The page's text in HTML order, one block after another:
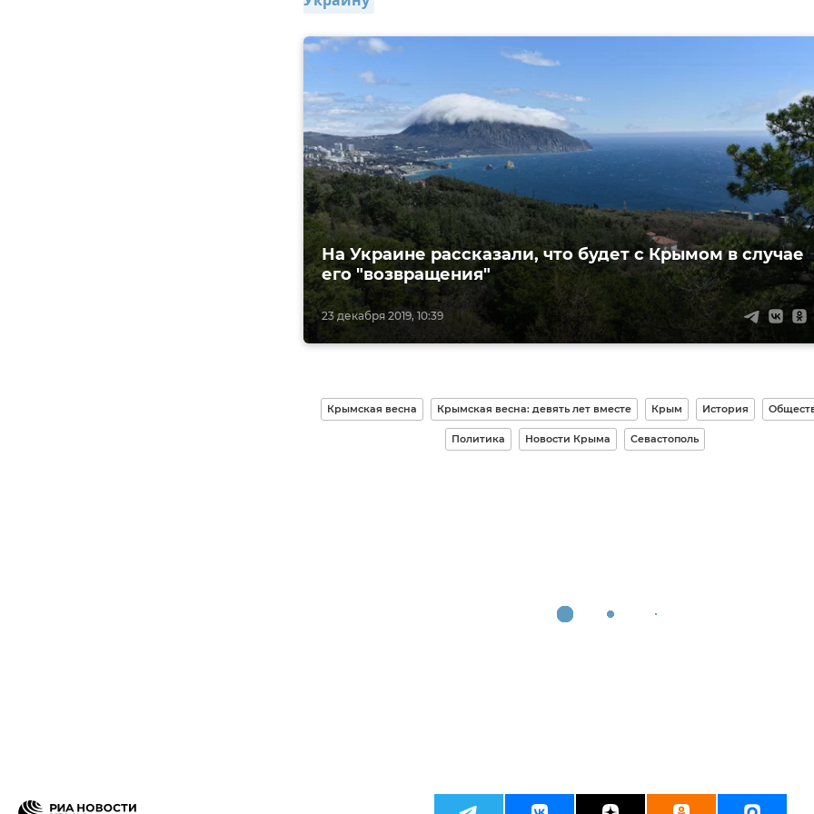
23 декабря 2019, 10:39
На Украине рассказали, что будет с Крымом в случае
его "возвращения"
Крымская весна Крымская весна: девять лет вместе Крым История
Политика Новости Крыма Севастополь